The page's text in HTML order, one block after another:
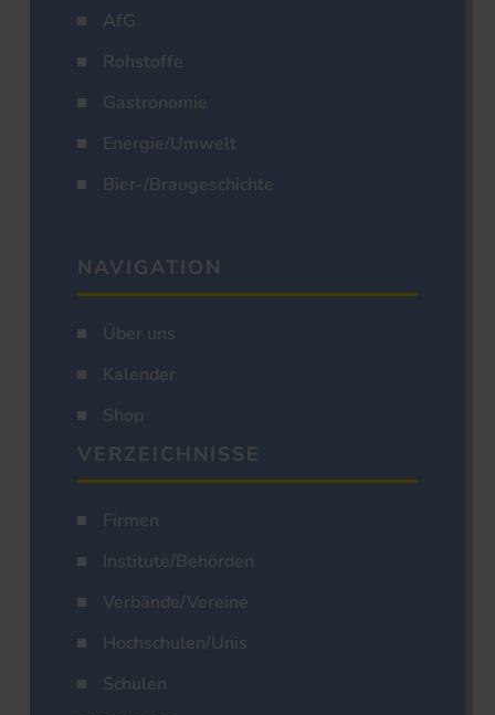
AfG
Rohstoffe
Gastronomie
Energie/Umwelt
Bier-/Braugeschichte
NAVIGATION
Über uns
Kalender
Shop
VERZEICHNISSE
Firmen
Institute/Behörden
Verbände/Vereine
Hochschulen/Unis
Schulen